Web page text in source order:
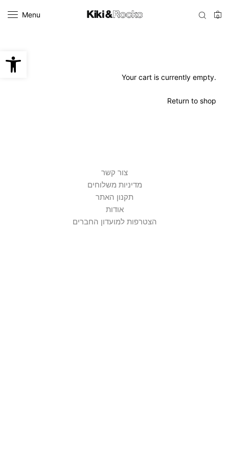
Open toolbar
Menu 0
Your cart is currently empty.
Return to shop
צור קשר
מדיניות משלוחים
תקנון האתר
אודות
הצטרפות למועדון החברים